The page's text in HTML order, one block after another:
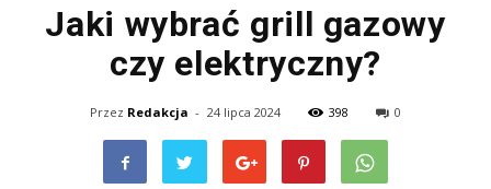
Jaki wybrać grill gazowy
czy elektryczny?
Przez Redakcja - 24 lipca 2024 398 0